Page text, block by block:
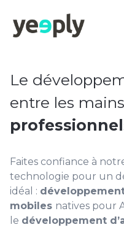
Le
entre les mains
Faites confiance à
technologie pour un
idéal :
mobiles natives pour
le développement